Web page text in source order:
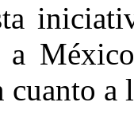
a
a